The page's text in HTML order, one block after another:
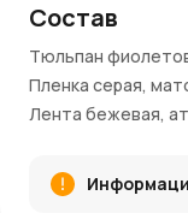
Букет из 25
это стильная и
сочетает в себе
Фиолетовые
оттенком,
добавляет нотку
подчеркивая
Состав
Тюльпан
Пленка серая,
Лента бежевая,